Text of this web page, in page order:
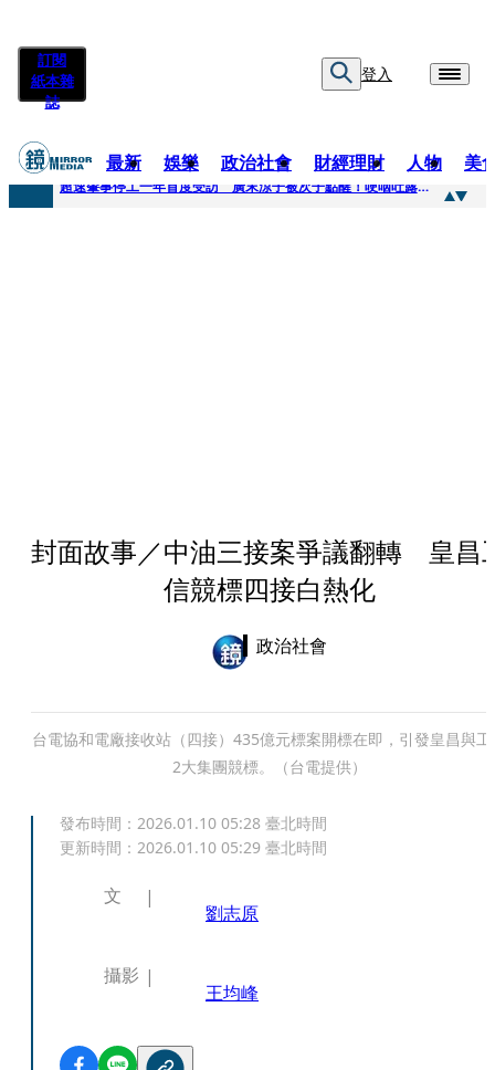
訂閱
紙本雜
誌
登入
最新 娛樂 政治社會 財經理財 人物 美
快訊
超速肇事停工一年首度受訪 廣末涼子被次子點醒！哽咽吐露：不再偽裝完美
封面故事／中油三接案爭議翻轉 皇昌
信競標四接白熱化
政治社會
台電協和電廠接收站（四接）435億元標案開標在即，引發皇昌與
2大集團競標。（台電提供）
發布時間： 2026.01.10 05:28 臺北時間
更新時間： 2026.01.10 05:29 臺北時間
文
劉志原
攝影
王均峰